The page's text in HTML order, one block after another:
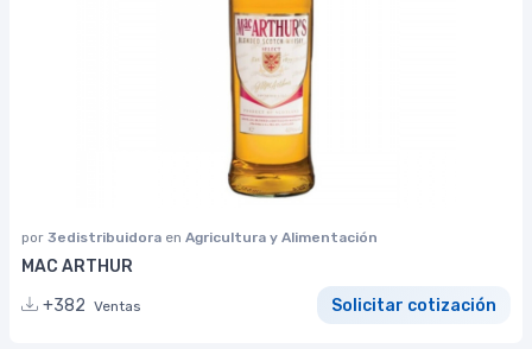
por 3edistribuidora en Agricultura y Alimentación
MAC ARTHUR
+382 Ventas Solicitar cotización